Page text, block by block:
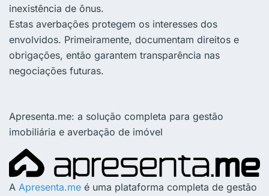
inexistência de ônus.
Estas averbações protegem os interesses dos
envolvidos. Primeiramente, documentam direitos e
obrigações, então garantem transparência nas
negociações futuras.
Apresenta.me: a solução completa para gestão
imobiliária e averbação de imóvel
A Apresenta.me é uma plataforma completa de gestão